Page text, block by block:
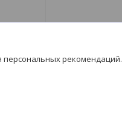
персональных рекомендаций.